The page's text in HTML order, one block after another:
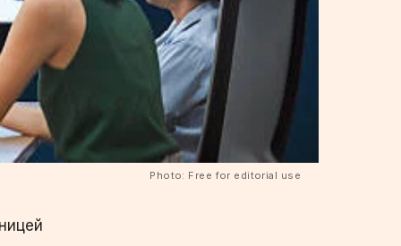
Photo: Free for editorial use